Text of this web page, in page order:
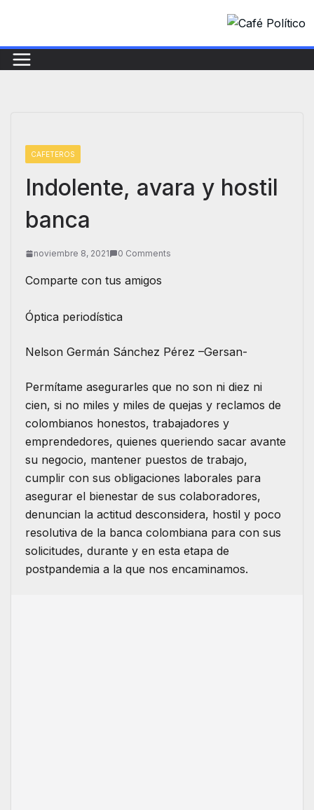
contenido
CAFETEROS
Indolente, avara y hostil
banca
noviembre 8, 2021 0 Comments
Comparte con tus amigos
Óptica periodística
Nelson Germán Sánchez Pérez –Gersan-
Permítame asegurarles que no son ni diez ni
cien, si no miles y miles de quejas y reclamos de
colombianos honestos, trabajadores y
emprendedores, quienes queriendo sacar avante
su negocio, mantener puestos de trabajo,
cumplir con sus obligaciones laborales para
asegurar el bienestar de sus colaboradores,
denuncian la actitud desconsidera, hostil y poco
resolutiva de la banca colombiana para con sus
solicitudes, durante y en esta etapa de
postpandemia a la que nos encaminamos.